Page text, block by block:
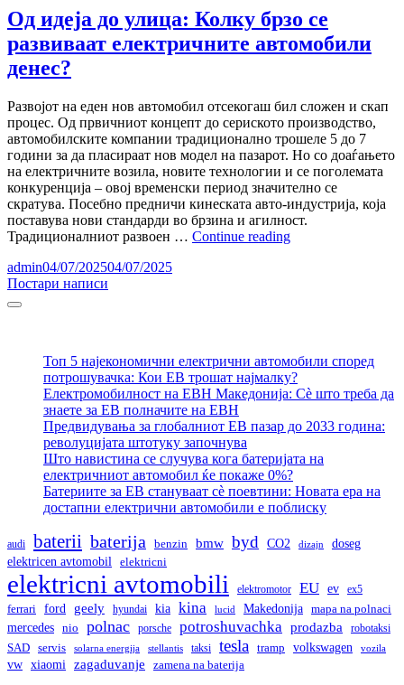
увоз
на
електричен
Од идеја до улица: Колку брзо се
развиваат електричните автомобили
денес?
Развојот на еден нов автомобил отсекогаш бил сложен и скап
процес. Од првичниот концепт до сериското производство,
автомобилските компании традиционално трошеле 5 до 7
години за да пласираат нов модел на пазарот. Но со доаѓањето
на електричните возила, новите технологии и се поголемата
конкуренција – овој временски период значително се
скратува. Посебно предничи кинеската авто-индустрија, која
поставува нови стандарди во брзина и агилност.
Традиционалниот развоен … Continue readingОд
електричните
автомобили
денес?
admin04/07/202504/07/2025
Навигација
на
Постари написи
Sidebar
Топ 5 најекономични електрични автомобили според
потрошувачка: Кои ЕВ трошат најмалку?
Електромобилност на ЕВН Македонија: Сè што треба да
знаете за ЕВ полначите на ЕВН
Предвидувања за глобалниот ЕВ пазар до 2033 година:
револуцијата штотуку започнува
Што навистина се случува кога батеријата на
електричниот автомобил ќе покаже 0%?
Батериите за ЕВ стануваат сè поевтини: Новата ера на
достапни електрични автомобили е поблиску
audi baterii baterija benzin bmw byd CO2 dizajn doseg
elektricen avtomobil elektricni
elektricni avtomobili elektromotor EU ev
ex5
ferrari
ford geely hyundai kia kina lucid Makedonija mapa na polnaci
mercedes nio polnac porsche potroshuvachka prodazba
robotaksi
SAD
servis solarna energija stellantis taksi tesla tramp volkswagen vozila
vw xiaomi zagaduvanje zamena na baterija